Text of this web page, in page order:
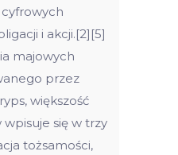
i akcji.[2][5]
majowych
przez
większość
się w trzy
tożsamości,